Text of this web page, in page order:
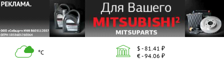
°С
$ - 81.41 ₽
€ - 94.06 ₽